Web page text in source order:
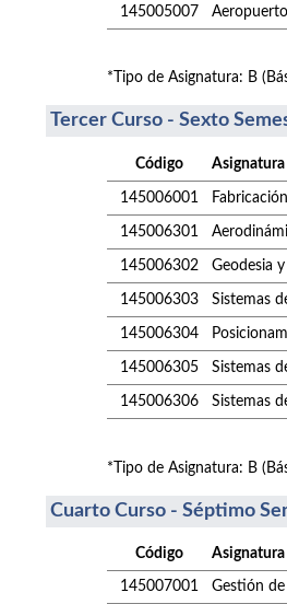
145005007
*Tipo de Asignatura: B
Tercer Curso - Sexto
Código Asignatura
145006001
145006301
145006302 Geodesia
145006303 Sistemas
145006304
145006305 Sistemas
145006306 Sistemas
*Tipo de Asignatura: B
Cuarto Curso - Séptimo
Código Asignatura
145007001 Gestión